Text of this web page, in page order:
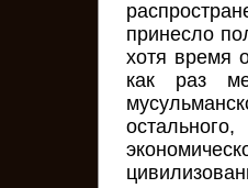
принесло
хотя время
как раз